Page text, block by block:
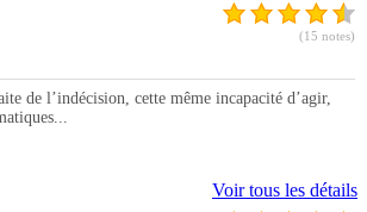
(15 notes)
de l’indécision, cette même incapacité d’agir,
Voir tous les détails